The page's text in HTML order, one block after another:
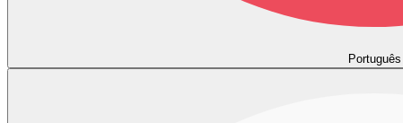
Português